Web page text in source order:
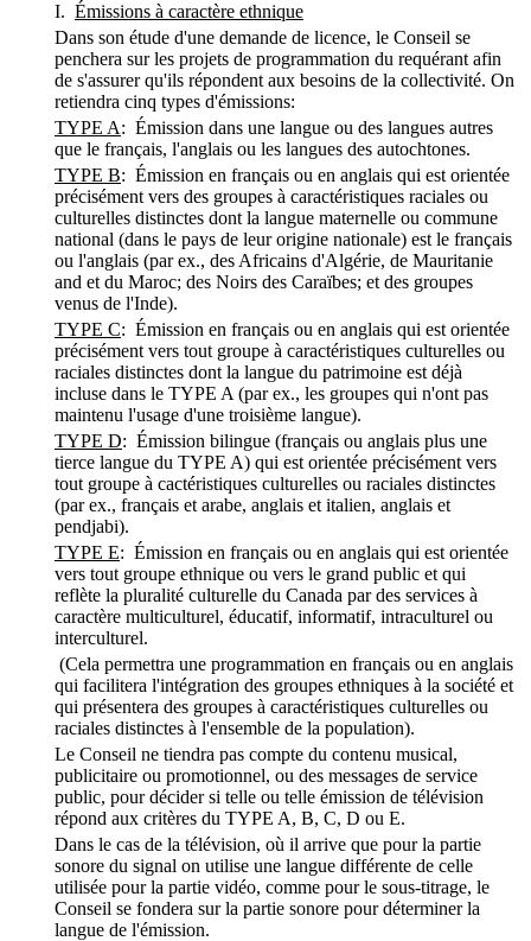
I. Émissions à caractère ethnique
Dans son étude d'une demande de licence, le Conseil se
penchera sur les projets de programmation du requérant afin
de s'assurer qu'ils répondent aux besoins de la collectivité. On
retiendra cinq types d'émissions:
TYPE A: Émission dans une langue ou des langues autres
que le français, l'anglais ou les langues des autochtones.
TYPE B: Émission en français ou en anglais qui est orientée
précisément vers des groupes à caractéristiques raciales ou
culturelles distinctes dont la langue maternelle ou commune
national (dans le pays de leur origine nationale) est le français
ou l'anglais (par ex., des Africains d'Algérie, de Mauritanie
and et du Maroc; des Noirs des Caraïbes; et des groupes
venus de l'Inde).
TYPE C: Émission en français ou en anglais qui est orientée
précisément vers tout groupe à caractéristiques culturelles ou
raciales distinctes dont la langue du patrimoine est déjà
incluse dans le TYPE A (par ex., les groupes qui n'ont pas
maintenu l'usage d'une troisième langue).
TYPE D: Émission bilingue (français ou anglais plus une
tierce langue du TYPE A) qui est orientée précisément vers
tout groupe à cactéristiques culturelles ou raciales distinctes
(par ex., français et arabe, anglais et italien, anglais et
pendjabi).
TYPE E: Émission en français ou en anglais qui est orientée
vers tout groupe ethnique ou vers le grand public et qui
reflète la pluralité culturelle du Canada par des services à
caractère multiculturel, éducatif, informatif, intraculturel ou
interculturel.
(Cela permettra une programmation en français ou en anglais
qui facilitera l'intégration des groupes ethniques à la société et
qui présentera des groupes à caractéristiques culturelles ou
raciales distinctes à l'ensemble de la population).
Le Conseil ne tiendra pas compte du contenu musical,
publicitaire ou promotionnel, ou des messages de service
public, pour décider si telle ou telle émission de télévision
répond aux critères du TYPE A, B, C, D ou E.
Dans le cas de la télévision, où il arrive que pour la partie
sonore du signal on utilise une langue différente de celle
utilisée pour la partie vidéo, comme pour le sous-titrage, le
Conseil se fondera sur la partie sonore pour déterminer la
langue de l'émission.